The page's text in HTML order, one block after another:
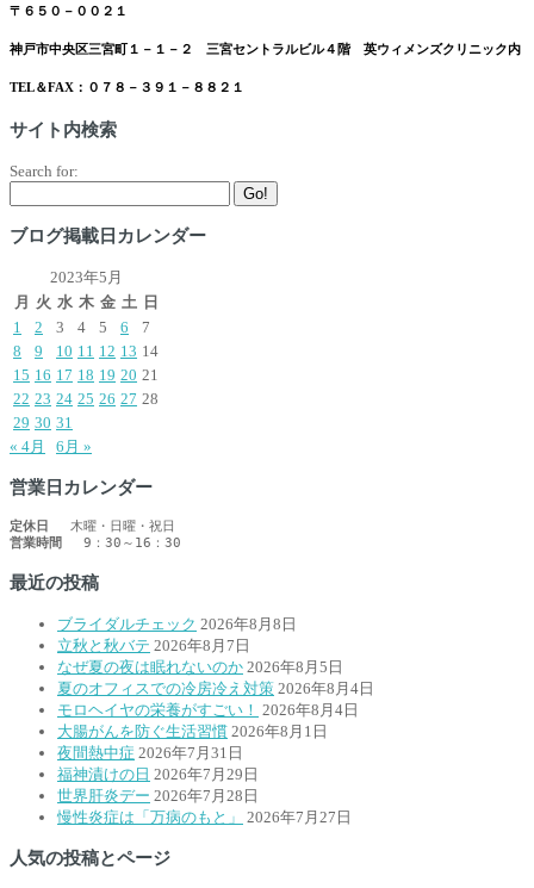
〒６５０－００２１
神戸市中央区三宮町１－１－２ 三宮セントラルビル４階 英ウィメンズクリニック内
TEL＆FAX：０７８－３９１－８８２１
サイト内検索
Search for:
Go!
ブログ掲載日カレンダー
2023年5月
月
火 水 木 金 土 日
1
2 3 4 5 6
7
8
9 10 11 12 13 14
15 16 17 18 19 20 21
22 23 24 25 26 27 28
29 30 31
« 4月
6月 »
営業日カレンダー
定休日
営業時間 9：30～16：30
最近の投稿
ブライダルチェック 2026年8月8日
立秋と秋バテ 2026年8月7日
なぜ夏の夜は眠れないのか 2026年8月5日
夏のオフィスでの冷房冷え対策 2026年8月4日
モロヘイヤの栄養がすごい！ 2026年8月4日
大腸がんを防ぐ生活習慣 2026年8月1日
夜間熱中症 2026年7月31日
福神漬けの日 2026年7月29日
世界肝炎デー 2026年7月28日
慢性炎症は「万病のもと」
2026年7月27日
人気の投稿とページ